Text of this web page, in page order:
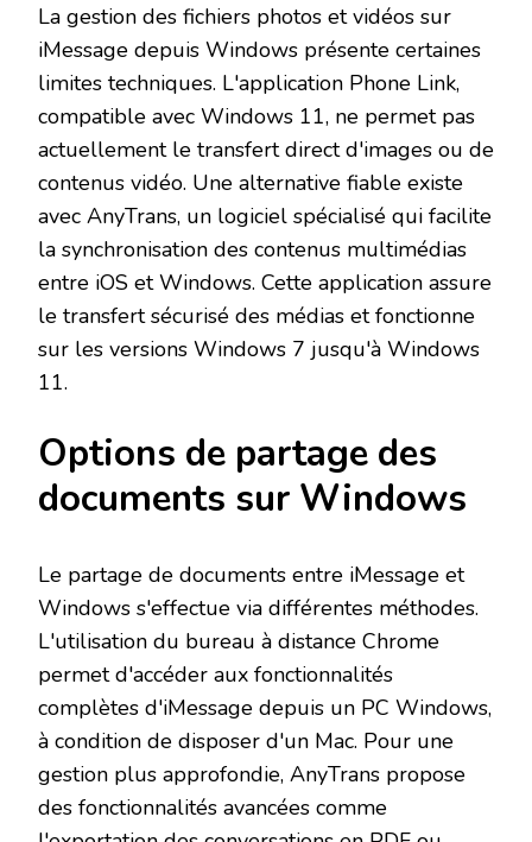
La gestion des fichiers photos et vidéos sur
iMessage depuis Windows présente certaines
limites techniques. L'application Phone Link,
compatible avec Windows 11, ne permet pas
actuellement le transfert direct d'images ou de
contenus vidéo. Une alternative fiable existe
avec AnyTrans, un logiciel spécialisé qui facilite
la synchronisation des contenus multimédias
entre iOS et Windows. Cette application assure
le transfert sécurisé des médias et fonctionne
sur les versions Windows 7 jusqu'à Windows
11.
Options de partage des
documents sur Windows
Le partage de documents entre iMessage et
Windows s'effectue via différentes méthodes.
L'utilisation du bureau à distance Chrome
permet d'accéder aux fonctionnalités
complètes d'iMessage depuis un PC Windows,
à condition de disposer d'un Mac. Pour une
gestion plus approfondie, AnyTrans propose
des fonctionnalités avancées comme